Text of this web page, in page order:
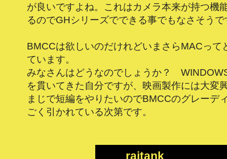
が良いですよね。これはカメラ本来が持つ機
るのでGHシリーズでできる事でもなさそうで
BMCCは欲しいのだけれどいまさらMACって
ています。
みなさんはどうなのでしょうか？
を貫いてきた自分ですが、映画製作には大変
まじで短編をやりたいのでBMCCのグレーデ
ごく引かれている次第です。
raitank